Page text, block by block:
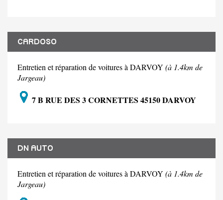
CARDOSO
Entretien et réparation de voitures à DARVOY (à 1.4km de
Jargeau)
7 B RUE DES 3 CORNETTES 45150 DARVOY
DN AUTO
Entretien et réparation de voitures à DARVOY (à 1.4km de
Jargeau)